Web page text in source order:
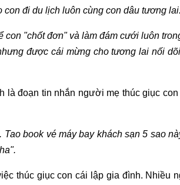
con đi du lịch luôn cùng con dâu tương lai.
"chốt đơn" và làm đám cưới luôn
được cái mừng cho tương lai nối
đoạn tin nhắn người mẹ thúc giục
book vé máy bay khách sạn 5 sao
thúc giục con cái lập gia đình. Nhiều